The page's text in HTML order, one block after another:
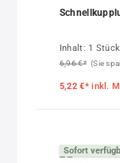
Inhalt: 1 Stück
6,96 €* (Sie
5,22 €*inkl.
Sofort